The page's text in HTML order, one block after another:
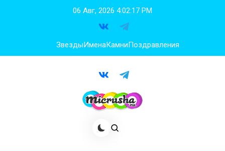
06 Авг, 2026 4:02:17 PM
ЗвездыИменаКамниПоздравления